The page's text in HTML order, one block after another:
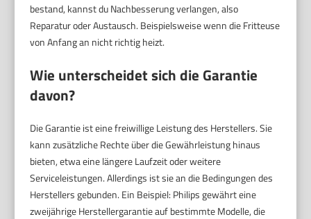
bestand, kannst du Nachbesserung verlangen, also
Reparatur oder Austausch. Beispielsweise wenn die Fritteuse
von Anfang an nicht richtig heizt.
Wie unterscheidet sich die Garantie
davon?
Die Garantie ist eine freiwillige Leistung des Herstellers. Sie
kann zusätzliche Rechte über die Gewährleistung hinaus
bieten, etwa eine längere Laufzeit oder weitere
Serviceleistungen. Allerdings ist sie an die Bedingungen des
Herstellers gebunden. Ein Beispiel: Philips gewährt eine
zweijährige Herstellergarantie auf bestimmte Modelle, die